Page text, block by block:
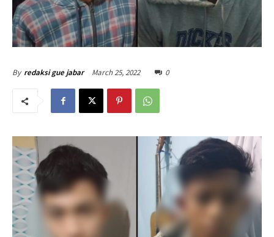
By redaksi gue jabar March 25, 2022 0